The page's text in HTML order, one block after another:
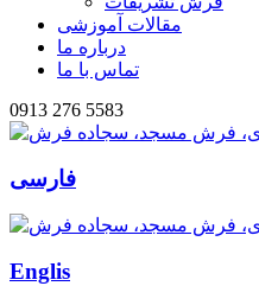
مقالات آموزشی
درباره ما
تماس با ما
0913 276 5583
فارسی
Englis